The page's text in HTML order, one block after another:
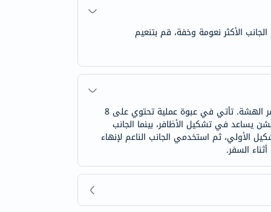
الأكثر نعومة وخفة، قم بتنعيم
ألواح مافالا لإزالة أظافر مصممة خصيصًا لتقليم الأظافر وتصحيح العيوب في نهاياتها. مصنوعة من خشب ناعم ومخصصة للأظافر الهشة. تأتي في عبوة عملية تحتوي على 8
الخشن يساعد في تشكيل الأظافر، بينما الجانب
الأولي، ثم استخدمي الجانب الناعم لإنهاء
السفر.